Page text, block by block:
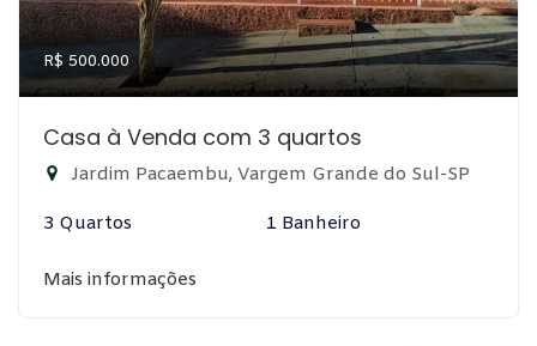
R$ 500.000
Casa à Venda com 3 quartos
Jardim Pacaembu, Vargem Grande do Sul-SP
3 Quartos 1 Banheiro
Mais informações